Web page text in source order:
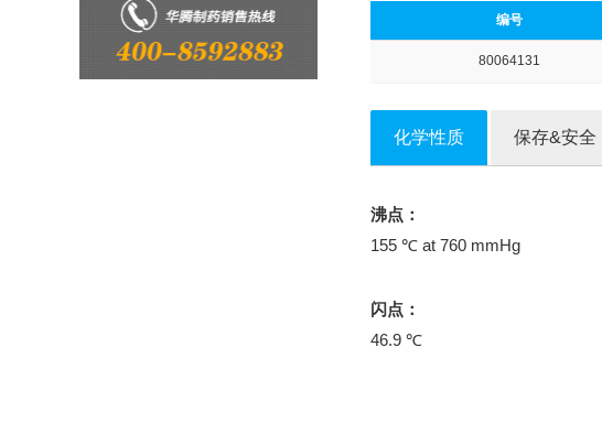
编号
80064131
化学性质 保存&安全
沸点：
155 ℃ at 760 mmHg
闪点：
46.9 ℃